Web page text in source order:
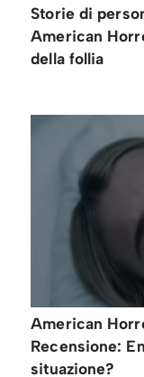
Storie di
American
della follia
American
Recensione:
situazione?